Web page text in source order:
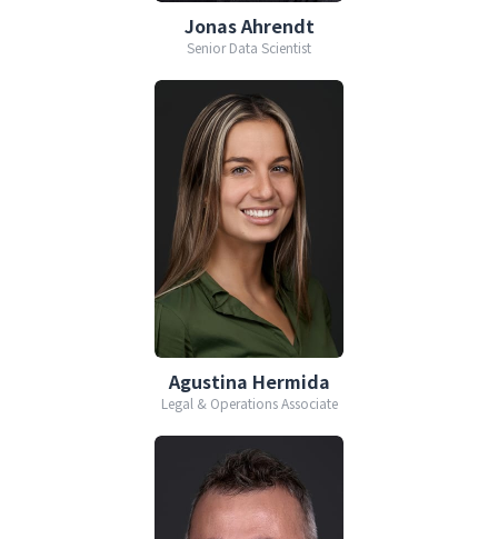
Jonas Ahrendt
Senior Data Scientist
Agustina Hermida
Legal & Operations Associate